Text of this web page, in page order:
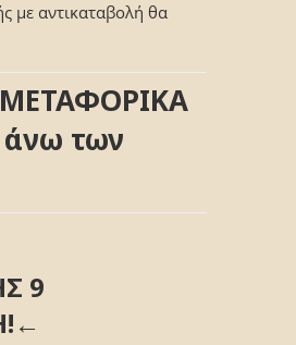
με αντικαταβολή θα
άνω των
9